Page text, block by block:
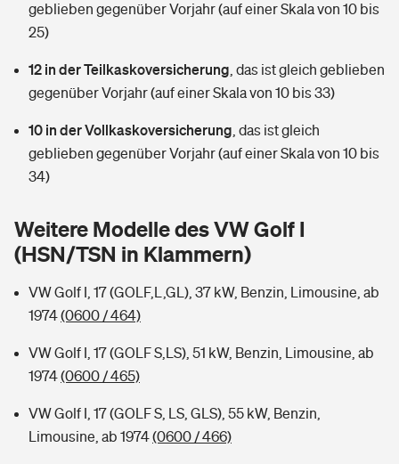
Wer versichert was: Jetzt Versicherer finden
Sie haben Fragen?
Mietkautionsversicherung
Restkreditversicherung
Tools
Hochwasser-Check: Wie gefährdet ist Ihr Haus?
Sie haben Fragen?
Hundehalter-Haftpflicht
Handyversicherung
Private Cyberversicherung
Zur Übersicht
Kinderunfall-Check: Mehr Sicherheit für deine Kids
Zur Übersicht
Tools
Wer versichert was: Jetzt Versicherer finden
Rentenrechner: Wie viel Geld bekomme ich im Alter?
geblieben gegenüber Vorjahr (auf einer Skala von 10 bis
25)
12 in der Teilkaskoversicherung das ist gleich geblieben
gegenüber Vorjahr (auf einer Skala von 10 bis 33)
10 in der Vollkaskoversicherung das ist gleich
geblieben gegenüber Vorjahr (auf einer Skala von 10 bis
34)
Weitere Modelle des VW Golf I
(HSN/TSN in Klammern)
VW Golf I, 17 (GOLF,L,GL), 37 kW, Benzin, Limousine, ab
1974(0600 / 464)
VW Golf I, 17 (GOLF S,LS), 51 kW, Benzin, Limousine, ab
1974(0600 / 465)
VW Golf I, 17 (GOLF S, LS, GLS), 55 kW, Benzin,
Limousine, ab 1974(0600 / 466)